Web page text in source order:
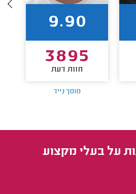
9.90
3895
חוות דעת
מוסך נייד
על בעלי מקצוע